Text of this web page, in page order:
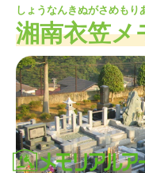
しょうなんきぬがさめもり
湘南衣笠メ